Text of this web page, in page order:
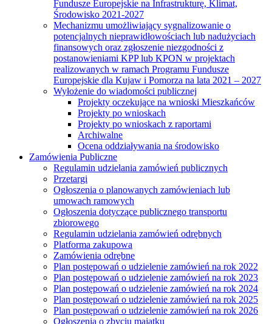
Fundusze Europejskie na Infrastrukturę, Klimat,
Środowisko 2021-2027
Mechanizmu umożliwiający sygnalizowanie o
potencjalnych nieprawidłowościach lub nadużyciach
finansowych oraz zgłoszenie niezgodności z
postanowieniami KPP lub KPON w projektach
realizowanych w ramach Programu Fundusze
Europejskie dla Kujaw i Pomorza na lata 2021 – 2027
Wyłożenie do wiadomości publicznej
Projekty oczekujące na wnioski Mieszkańców
Projekty po wnioskach
Projekty po wnioskach z raportami
Archiwalne
Ocena oddziaływania na środowisko
Zamówienia Publiczne
Regulamin udzielania zamówień publicznych
Przetargi
Ogłoszenia o planowanych zamówieniach lub
umowach ramowych
Ogłoszenia dotyczące publicznego transportu
zbiorowego
Regulamin udzielania zamówień odrębnych
Platforma zakupowa
Zamówienia odrębne
Plan postępowań o udzielenie zamówień na rok 2022
Plan postępowań o udzielenie zamówień na rok 2023
Plan postępowań o udzielenie zamówień na rok 2024
Plan postępowań o udzielenie zamówień na rok 2025
Plan postępowań o udzielenie zamówień na rok 2026
Ogłoszenia o zbyciu majątku